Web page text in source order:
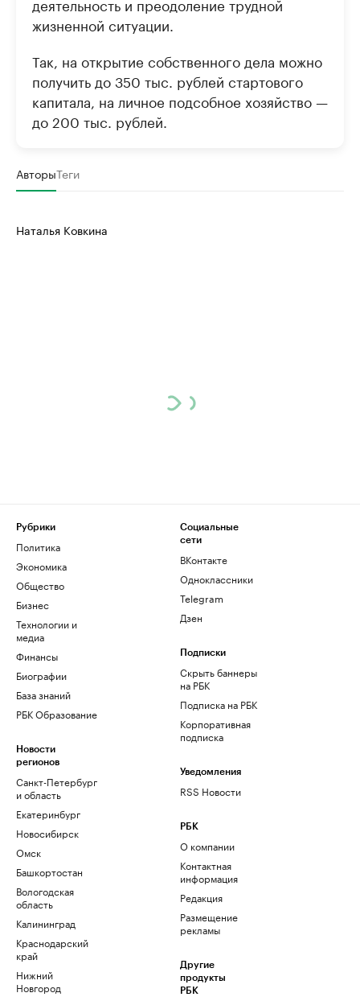
деятельность и преодоление трудной
жизненной ситуации.
Так, на открытие собственного дела можно
получить до 350 тыс. рублей стартового
капитала, на личное подсобное хозяйство —
до 200 тыс. рублей.
АвторыТеги
Наталья Ковкина
Рубрики
Политика
Экономика
Общество
Бизнес
Технологии и
медиа
Финансы
Биографии
База знаний
РБК Образование
Новости
регионов
Санкт-Петербург
и область
Екатеринбург
Новосибирск
Омск
Башкортостан
Вологодская
область
Калининград
Краснодарский
край
Нижний
Новгород
Социальные
сети
ВКонтакте
Одноклассники
Telegram
Дзен
Подписки
Скрыть баннеры
на РБК
Подписка на РБК
Корпоративная
подписка
Уведомления
RSS Новости
РБК
О компании
Контактная
информация
Редакция
Размещение
рекламы
Другие
продукты
РБК